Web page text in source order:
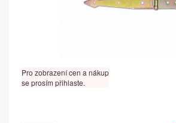
Pro zobrazení cen a nákup
se prosím přihlaste.